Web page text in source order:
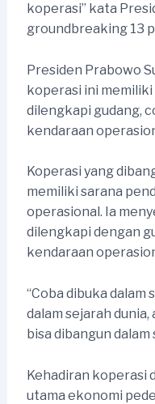
koperasi” kata
groundbreaking 13
Presiden Prabowo
koperasi ini
dilengkapi gudang,
kendaraan
Koperasi yang
memiliki sarana
operasional. Ia
dilengkapi dengan
kendaraan
“Coba dibuka dalam
dalam sejarah
bisa dibangun
Kehadiran koperasi
utama ekonomi